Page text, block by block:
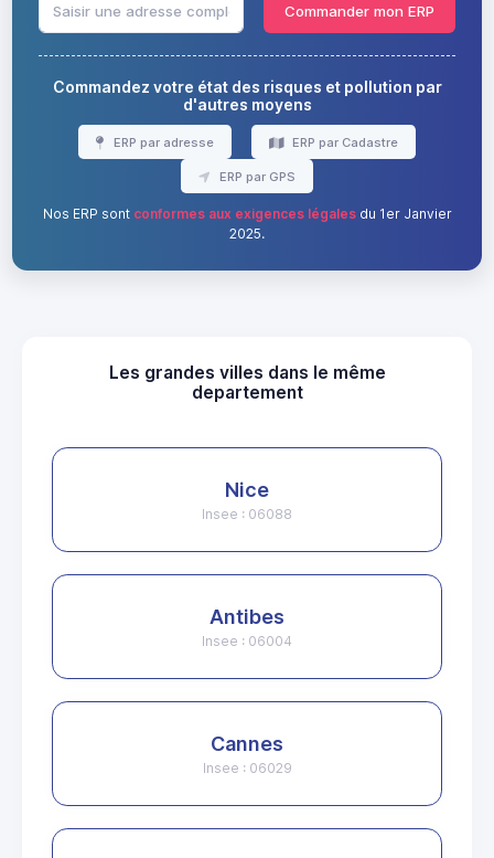
Commander mon ERP
Commandez votre état des risques et pollution par
d'autres moyens
ERP par adresse ERP par Cadastre
ERP par GPS
Nos ERP sont conformes aux exigences légalesdu 1er Janvier
2025.
Les grandes villes dans le même
departement
Nice
Insee : 06088
Antibes
Insee : 06004
Cannes
Insee : 06029